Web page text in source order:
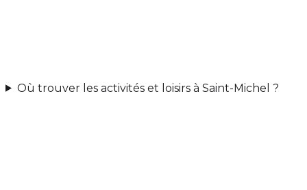
Où trouver les activités et loisirs à Saint-Michel ?